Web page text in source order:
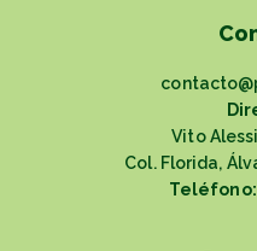
Vito
Col. Florida,
Teléfono: